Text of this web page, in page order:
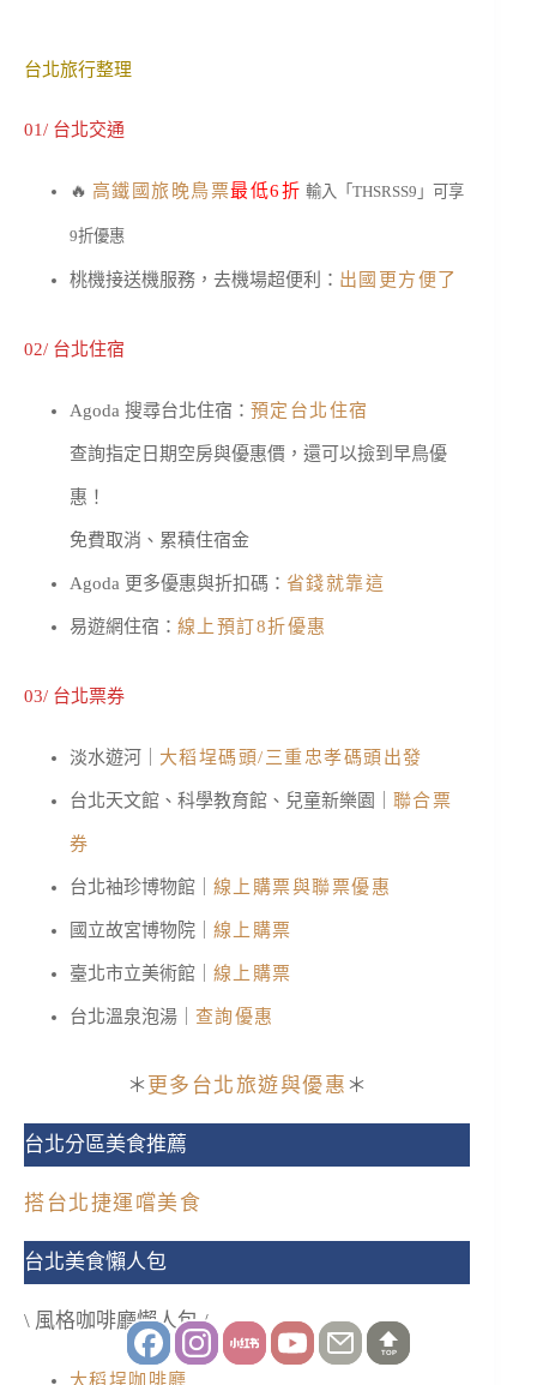
台北旅行整理
01/ 台北交通
🔥 高鐵國旅晚鳥票最低6折 輸入「THSRSS9」可享
9折優惠
桃機接送機服務，去機場超便利： 出國更方便了
02/ 台北住宿
Agoda 搜尋台北住宿： 預定台北住宿
查詢指定日期空房與優惠價，還可以撿到早鳥優
惠！
免費取消、累積住宿金
Agoda 更多優惠與折扣碼： 省錢就靠這
易遊網住宿： 線上預訂8折優惠
03/ 台北票券
淡水遊河｜ 大稻埕碼頭/三重忠孝碼頭出發
台北天文館、科學教育館、兒童新樂園｜ 聯合票
券
台北袖珍博物館｜ 線上購票與聯票優惠
國立故宮博物院｜ 線上購票
臺北市立美術館｜ 線上購票
台北溫泉泡湯｜ 查詢優惠
＊ 更多台北旅遊與優惠 ＊
台北分區美食推薦
搭台北捷運嚐美食
台北美食懶人包
\ 風格咖啡廳懶人包 /
大稻埕咖啡廳
TOP